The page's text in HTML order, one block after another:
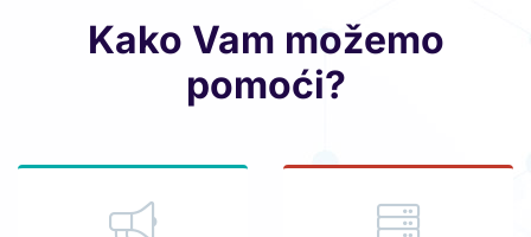
Kako Vam možemo
pomoći?